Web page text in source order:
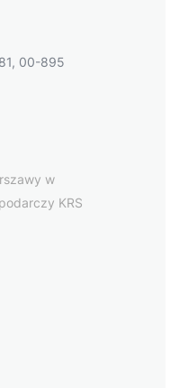
00-895
w
KRS